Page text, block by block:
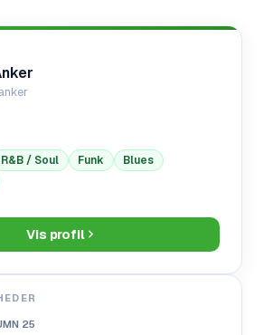
R&B / Soul Funk
Blues
Vis profil
25